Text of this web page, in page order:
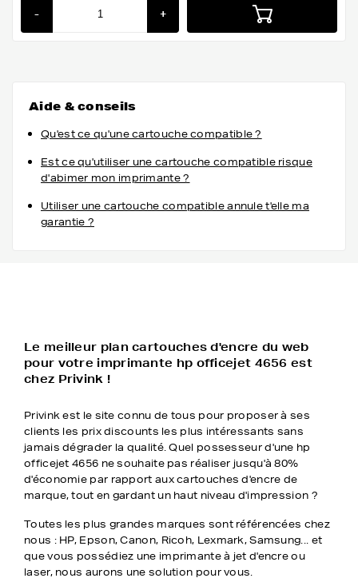
- +
Aide & conseils
Qu'est ce qu'une cartouche compatible ?
Est ce qu'utiliser une cartouche compatible risque
d'abimer mon imprimante ?
Utiliser une cartouche compatible annule t'elle ma
garantie ?
Le meilleur plan cartouches d'encre du web
pour votre imprimante hp officejet 4656 est
chez Privink !
Privink est le site connu de tous pour proposer à ses
clients les prix discounts les plus intéressants sans
jamais dégrader la qualité. Quel possesseur d'une hp
officejet 4656 ne souhaite pas réaliser jusqu'à 80%
d'économie par rapport aux cartouches d'encre de
marque, tout en gardant un haut niveau d'impression ?
Toutes les plus grandes marques sont référencées chez
nous : HP, Epson, Canon, Ricoh, Lexmark, Samsung... et
que vous possédiez une imprimante à jet d'encre ou
laser, nous aurons une solution pour vous.